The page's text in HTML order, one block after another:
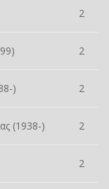
2
2
) 2
(1938-) 2
2